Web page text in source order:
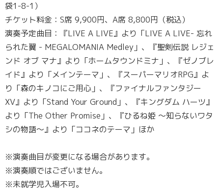
袋1-8-1）
チケット料金：S席 9,900円、A席 8,800円（税込）
演奏予定曲目：『LIVE A LIVE』より「LIVE A LIVE- 忘れ
られた翼 - MEGALOMANIA Medley」、『聖剣伝説 レジェ
ンド オブ マナ』より「ホームタウンドミナ」、『ゼノブレ
イド』より「メインテーマ」、『スーパーマリオRPG』よ
り「森のキノコにご用心」、『ファイナルファンタジー
XV』より「Stand Your Ground」、『キングダム ハーツ』
より「The Other Promise」、『ひるね姫 〜知らないワタ
シの物語〜』より「ココネのテーマ」ほか
※演奏曲目が変更になる場合があります。
※演奏順ではございません。
※未就学児入場不可。